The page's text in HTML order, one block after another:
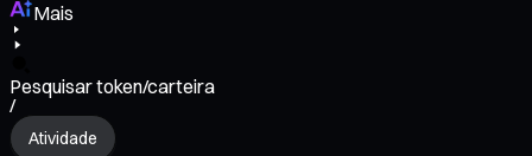
Mais
Pesquisar token/carteira
/
Atividade